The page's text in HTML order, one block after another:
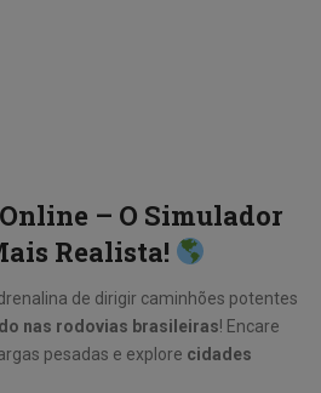
– O Simulador
Realista!
de dirigir caminhões potentes
nas rodovias brasileiras! Encare
pesadas e explore cidades